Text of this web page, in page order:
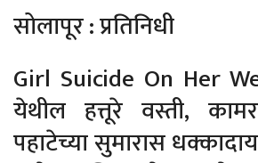
सोलापूर : प्रतिनिधी
Girl Suicide On Her
येथील हत्तूरे वस्ती,
पहाटेच्या सुमारास